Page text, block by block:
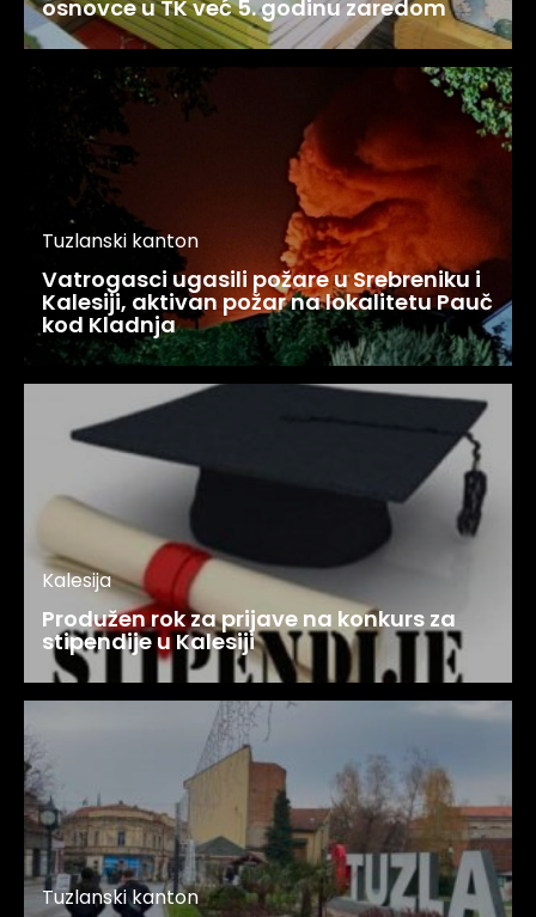
osnovce u TK već 5. godinu zaredom
Tuzlanski kanton
Vatrogasci ugasili požare u Srebreniku i
Kalesiji, aktivan požar na lokalitetu Pauč
kod Kladnja
Kalesija
Produžen rok za prijave na konkurs za
stipendije u Kalesiji
Tuzlanski kanton